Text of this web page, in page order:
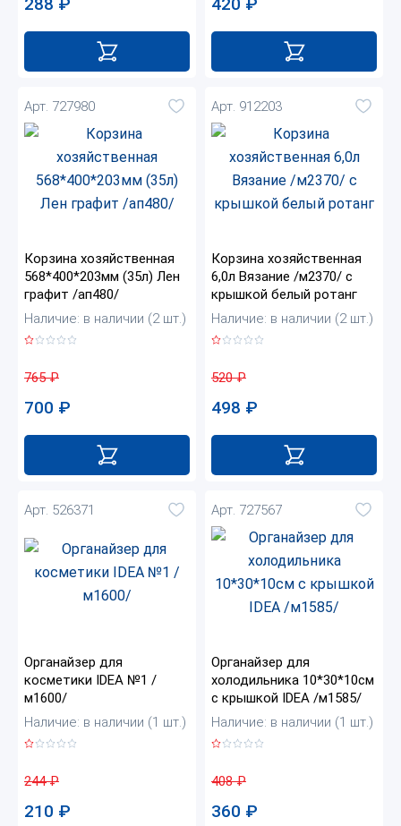
Арт. 727980
Корзина хозяйственная
568*400*203мм (35л) Лен
графит /ап480/
Наличие: в наличии (2 шт.)
765₽
700 ₽
Арт. 912203
Корзина хозяйственная
6,0л Вязание /м2370/ с
крышкой белый ротанг
Наличие: в наличии (2 шт.)
520₽
498 ₽
Арт. 526371
Органайзер для
косметики IDEA №1 /
м1600/
Наличие: в наличии (1 шт.)
244₽
210 ₽
Арт. 727567
Органайзер для
холодильника 10*30*10см
с крышкой IDEA /м1585/
Наличие: в наличии (1 шт.)
408₽
360 ₽